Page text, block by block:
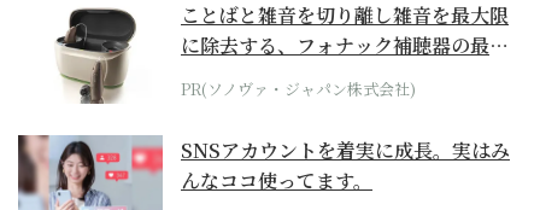
ことばと雑音を切り離し雑音を最大限
に除去する、フォナック補聴器の最上
位モデル
PR(ソノヴァ・ジャパン株式会社)
SNSアカウントを着実に成長。実はみ
んなココ使ってます。